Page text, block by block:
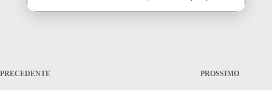
PRECEDENTE PROSSIMO